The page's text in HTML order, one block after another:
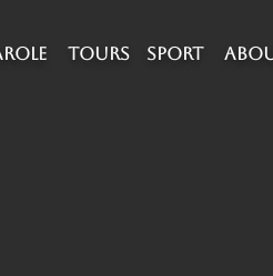
TOURS SPORT